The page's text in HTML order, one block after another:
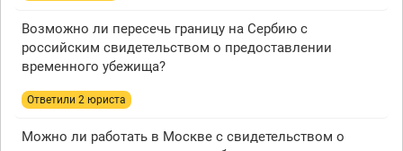
Возможно ли пересечь границу на Сербию с
российским свидетельством о предоставлении
временного убежища?
Ответили 2 юристa
Можно ли работать в Москве с свидетельством о